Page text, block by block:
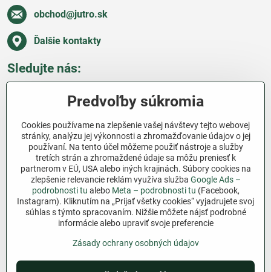
obchod​@jutro​.sk
Ďalšie kontakty
Sledujte nás:
Všetko o nákupe
Ďakujeme za podporu
Sme slovenský e-shop bez dotácií​. Fungujeme len
vďaka vám – ľuďom, ktorí veria v poctivú prácu a
lásku k pôde​. Každý nákup na Jutro​.sk nám pomáha
pokračovať v tom, čo má zmysel – pomáhať
záhradkárom zadarmo a srdcom​.
©2026Copyright
Predvoľby súkromia
Cookies používame na zlepšenie vašej návštevy tejto webovej
stránky, analýzu jej výkonnosti a zhromažďovanie údajov o jej
používaní. Na tento účel môžeme použiť nástroje a služby
tretích strán a zhromaždené údaje sa môžu preniesť k
partnerom v EÚ, USA alebo iných krajinách. Súbory cookies na
zlepšenie relevancie reklám využíva služba Google Ads –
podrobnosti tu alebo Meta – podrobnosti tu (Facebook,
Instagram). Kliknutím na „Prijať všetky cookies“ vyjadrujete svoj
súhlas s týmto spracovaním. Nižšie môžete nájsť podrobné
informácie alebo upraviť svoje preferencie
Zásady ochrany osobných údajov